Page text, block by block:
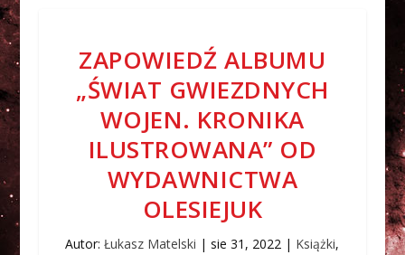
ZAPOWIEDŹ ALBUMU
„ŚWIAT GWIEZDNYCH
WOJEN. KRONIKA
ILUSTROWANA” OD
WYDAWNICTWA
OLESIEJUK
Autor:Łukasz Matelski |sie 31, 2022 | Książki,